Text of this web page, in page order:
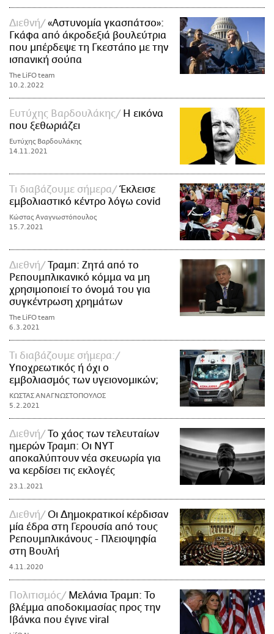
Διεθνή
«Αστυνομία γκασπάτσο»:
Γκάφα από άκροδεξιά βουλεύτρια
που μπέρδεψε τη Γκεστάπο με την
ισπανική σούπα
The LiFO team
10.2.2022
Ευτύχης Βαρδουλάκης
Η εικόνα
που ξεθωριάζει
Ευτύχης Βαρδουλάκης
14.11.2021
Τι διαβάζουμε σήμερα
Έκλεισε
εμβολιαστικό κέντρο λόγω covid
Κώστας Αναγνωστόπουλος
15.7.2021
Διεθνή
Τραμπ: Ζητά από το
Ρεπουμπλικανικό κόμμα να μη
χρησιμοποιεί το όνομά του για
συγκέντρωση χρημάτων
The LiFO team
6.3.2021
Τι διαβάζουμε σήμερα:
Yποχρεωτικός ή όχι ο
εμβολιασμός των υγειονομικών;
ΚΩΣΤΑΣ ΑΝΑΓΝΩΣΤΟΠΟΥΛΟΣ
5.2.2021
Διεθνή
Το χάος των τελευταίων
ημερών Τραμπ: Οι ΝΥΤ
αποκαλύπτουν νέα σκευωρία για
να κερδίσει τις εκλογές
23.1.2021
Διεθνή
Οι Δημοκρατικοί κέρδισαν
μία έδρα στη Γερουσία από τους
Ρεπουμπλικάνους - Πλειοψηφία
στη Βουλή
4.11.2020
Πολιτισμός
Μελάνια Τραμπ: Το
βλέμμα αποδοκιμασίας προς την
Ιβάνκα που έγινε viral